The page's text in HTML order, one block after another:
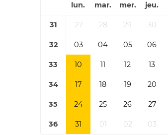
lun. mar. mer. jeu.
31 27 28 29 30
32 03 04 05 06
33 10 11 12 13
34 17 18 19 20
35 24 25 26 27
36 31 01 02 03